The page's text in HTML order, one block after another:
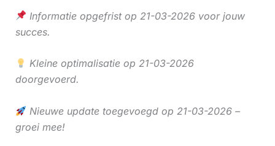
Informatie opgefrist op 21-03-2026 voor jouw
succes.
Kleine optimalisatie op 21-03-2026
doorgevoerd.
Nieuwe update toegevoegd op 21-03-2026 –
groei mee!